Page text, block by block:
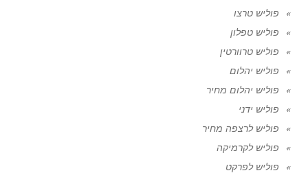
פוליש טרצו
פוליש טפלון
פוליש טרוורטין
פוליש יהלום
פוליש יהלום מחיר
פוליש ידני
פוליש לרצפה מחיר
פוליש לקרמיקה
פוליש לפרקט